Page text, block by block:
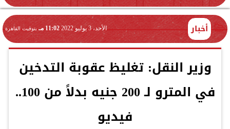
أخبار الأحد، 3 يوليو 2022 11:02 مـ بتوقيت القاهرة
وزير النقل: تغليظ عقوبة التدخين
في المترو لـ 200 جنيه بدلاً من 100..
فيديو